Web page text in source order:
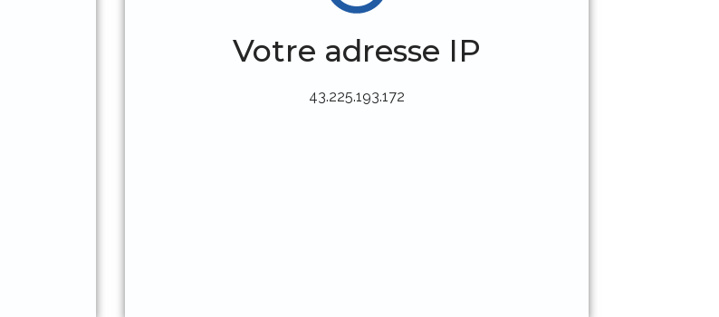
Votre adresse IP
43.225.193.172